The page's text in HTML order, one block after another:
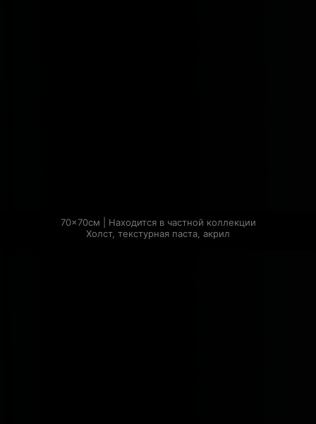
70×70см | Находится в частной коллекции
Холст, текстурная паста, акрил